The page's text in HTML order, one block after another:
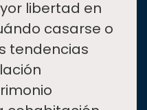
libertad en
casarse o
tendencias